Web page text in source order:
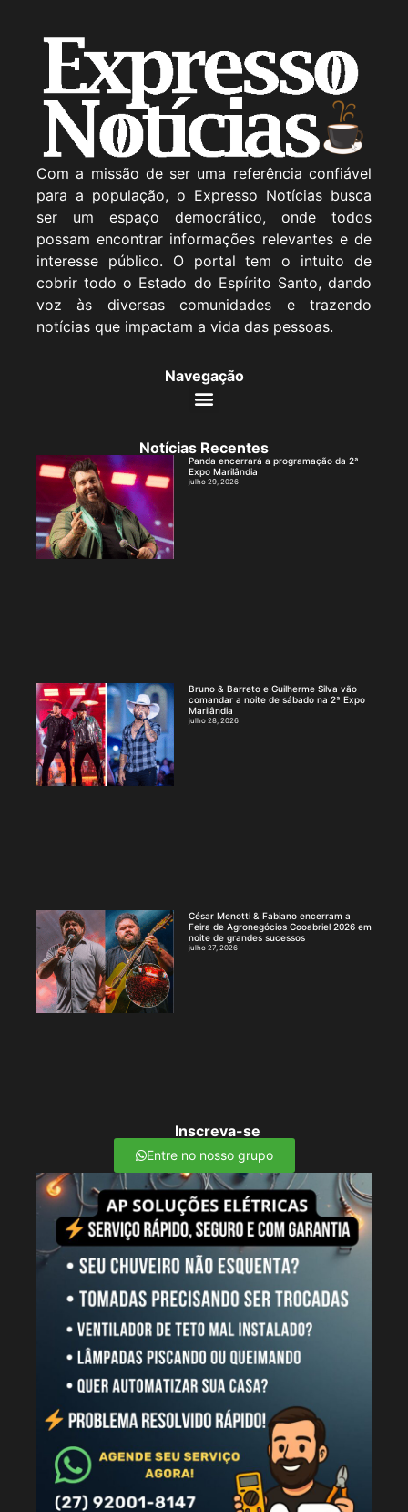
Com a missão de ser uma referência confiável
para a população, o Expresso Notícias busca
ser um espaço democrático, onde todos
possam encontrar informações relevantes e de
interesse público. O portal tem o intuito de
cobrir todo o Estado do Espírito Santo, dando
voz às diversas comunidades e trazendo
notícias que impactam a vida das pessoas.
Navegação
Notícias Recentes
Panda encerrará a programação da 2ª
Expo Marilândia
julho 29, 2026
Bruno & Barreto e Guilherme Silva vão
comandar a noite de sábado na 2ª Expo
Marilândia
julho 28, 2026
César Menotti & Fabiano encerram a
Feira de Agronegócios Cooabriel 2026 em
noite de grandes sucessos
julho 27, 2026
Inscreva-se
Entre no nosso grupo